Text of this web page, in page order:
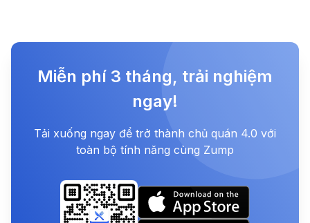
Miễn phí 3 tháng, trải nghiệm
ngay!
Tải xuống ngay để trở thành chủ quán 4.0 với
toàn bộ tính năng cùng Zump